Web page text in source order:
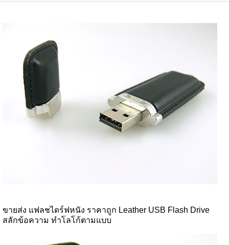
ขายส่ง แฟลชไดร์ฟหนัง ราคาถูก Leather USB Flash Drive
สลักข้อความ ทำโลโก้ตามแบบ